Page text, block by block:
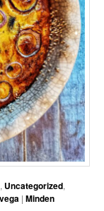
, Uncategorized,
vega |Minden